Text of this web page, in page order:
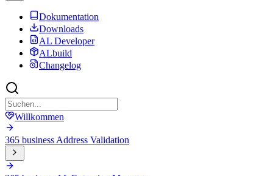
Dokumentation
Downloads
AL Developer
ALbuild
Changelog
Willkommen
365 business Address Validation